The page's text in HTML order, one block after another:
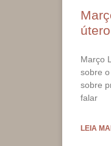
útero
Março
sobre
sobre
falar
LEIA